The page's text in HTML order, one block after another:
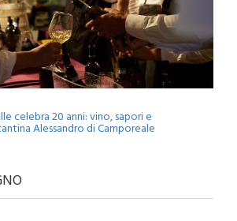
celebra 20 anni: vino, sapori e
Alessandro di Camporeale